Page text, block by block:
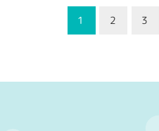
1 2 3